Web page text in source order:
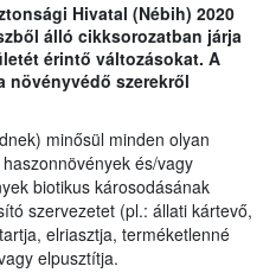
Hivatal (Nébih) 2020
álló cikksorozatban járja
érintő változásokat. A
növényvédő szerekről
minősül minden olyan
és/vagy
biotikus károsodásának
szervezetet (pl.: állati kártevő,
elriasztja, terméketlenné
elpusztítja.